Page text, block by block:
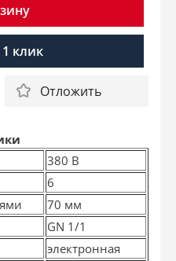
клик
Отложить
380 В
6
70 мм
GN 1/1
электронная